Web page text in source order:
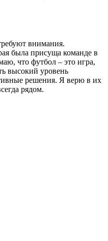
внимания.
была присуща команде в
что футбол – это игра,
высокий уровень
решения. Я верю в их
рядом.